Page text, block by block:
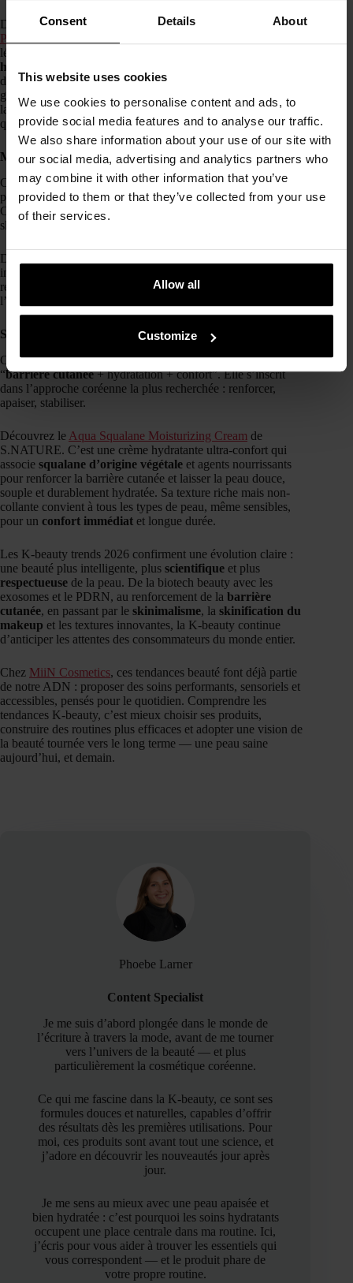
Consent Details About
This website uses cookies
We use cookies to personalise content and ads, to
provide social media features and to analyse our traffic.
We also share information about your use of our site with
our social media, advertising and analytics partners who
may combine it with other information that you’ve
provided to them or that they’ve collected from your use
of their services.
Allow all
Customize
Découvrez leRelief Sun: Rice + Probiotics (SPF50+
PA++++)
légère qui offre une protection UV maximale tout en
hydratant, nourrissant et apaisant la peau
d’extrait de riz et de probiotiques fermentés. Sa texture non
grasse pénètre rapidement sans laisser de traces blanches,
laissant un fini naturel et confortable, idéal pour un usage
quotidien.
Medicube
Côtébiotech beauty ,Medicube s’impose comme une marque
phare grâce à son approche performance et ses innovations.
C’est une marque clé dès qu’on parle d’exosomes et de
skincare nouvelle génération.
Découvrez le
intensif formulé avec 2000 ppm d’
réduire l’apparence des
, améliorer l’
l’hydratation, dans une texture légère et rapide à absorber.
S.NATURE
Cettemarquerépond parfaitement aux K-beauty trends
“barrière cutanée+ hydratation + confort”. Elle s’inscrit
dans l’approche coréenne la plus recherchée : renforcer,
apaiser, stabiliser.
Découvrez le Aqua Squalane Moisturizing Cream de
S.NATURE. C’est une crème hydratante ultra-confort qui
associe squalane d’origine végétale et agents nourrissants
pour renforcer la barrière cutanée et laisser la peau douce,
souple et durablement hydratée. Sa texture riche mais non-
collante convient à tous les types de peau, même sensibles,
pour un confort immédiat et longue durée.
Les K-beauty trends 2026 confirment une évolution claire :
une beauté plus intelligente, plus scientifique et plus
respectueuse de la peau. De la biotech beauty avec les
exosomes et le PDRN, au renforcement de la barrière
cutanée, en passant par le skinimalisme, la skinification du
makeup et les textures innovantes, la K-beauty continue
d’anticiper les attentes des consommateurs du monde entier.
Chez MiiN Cosmetics, ces tendances beauté font déjà partie
de notre ADN : proposer des soins performants, sensoriels et
accessibles, pensés pour le quotidien. Comprendre les
tendances K-beauty, c’est mieux choisir ses produits,
construire des routines plus efficaces et adopter une vision de
la beauté tournée vers le long terme — une peau saine
aujourd’hui, et demain.
Phoebe Larner
Content Specialist
Je me suis d’abord plongée dans le monde de
l’écriture à travers la mode, avant de me tourner
vers l’univers de la beauté — et plus
particulièrement la cosmétique coréenne.
Ce qui me fascine dans la K-beauty, ce sont ses
formules douces et naturelles, capables d’offrir
des résultats dès les premières utilisations. Pour
moi, ces produits sont avant tout une science, et
j’adore en découvrir les nouveautés jour après
jour.
Je me sens au mieux avec une peau apaisée et
bien hydratée : c’est pourquoi les soins hydratants
occupent une place centrale dans ma routine. Ici,
j’écris pour vous aider à trouver les essentiels qui
vous correspondent — et le produit phare de
votre propre routine.